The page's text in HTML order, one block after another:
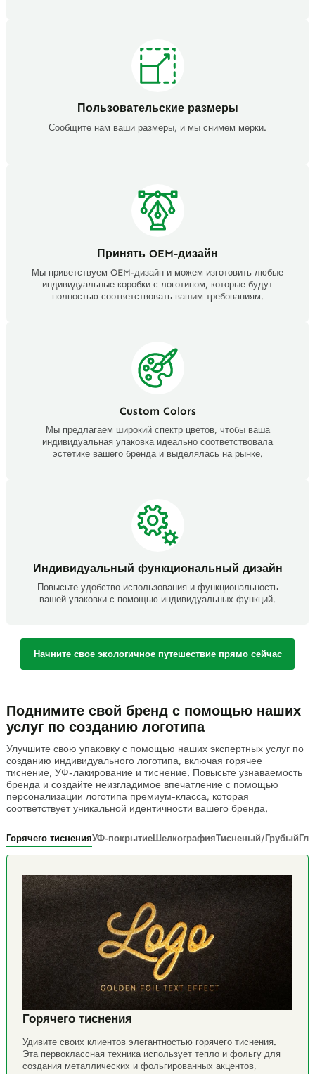
Пользовательские размеры
Сообщите нам ваши размеры, и мы снимем мерки.
Принять OEM-дизайн
Мы приветствуем OEM-дизайн и можем изготовить любые
индивидуальные коробки с логотипом, которые будут
полностью соответствовать вашим требованиям.
Custom Colors
Мы предлагаем широкий спектр цветов, чтобы ваша
индивидуальная упаковка идеально соответствовала
эстетике вашего бренда и выделялась на рынке.
Индивидуальный функциональный дизайн
Повысьте удобство использования и функциональность
вашей упаковки с помощью индивидуальных функций.
Начните свое экологичное путешествие прямо сейчас
Поднимите свой бренд с помощью наших
услуг по созданию логотипа
Улучшите свою упаковку с помощью наших экспертных услуг по
созданию индивидуального логотипа, включая горячее
тиснение, УФ-лакирование и тиснение. Повысьте узнаваемость
бренда и создайте неизгладимое впечатление с помощью
персонализации логотипа премиум-класса, которая
соответствует уникальной идентичности вашего бренда.
Горячего тисненияУФ-покрытиеШелкографияТисненый/Грубый
Горячего тиснения
Удивите своих клиентов элегантностью горячего тиснения.
Эта первоклассная техника использует тепло и фольгу для
создания металлических и фольгированных акцентов,